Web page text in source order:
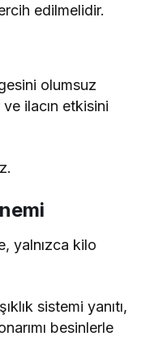
edilmelidir.
olumsuz
ilacın etkisini
yalnızca kilo
sistemi yanıtı,
besinlerle